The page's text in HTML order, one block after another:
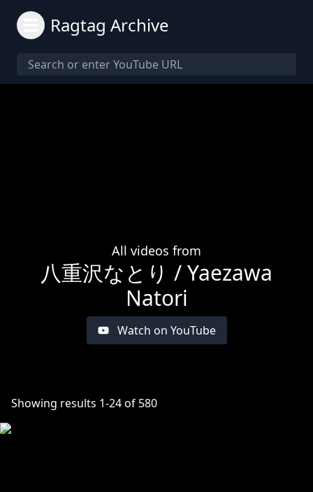
Ragtag Archive
All videos from
八重沢なとり / Yaezawa
Natori
Watch on YouTube
Showing results 1-24of 580